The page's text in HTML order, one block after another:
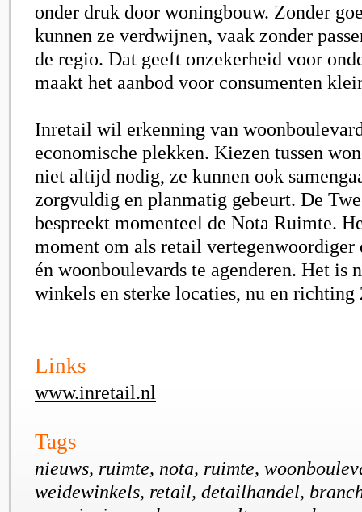
onder druk door woningbouw. Zonder
kunnen ze verdwijnen, vaak zonder
de regio. Dat geeft onzekerheid voor
maakt het aanbod voor consumenten
Inretail wil erkenning van
economische plekken. Kiezen tussen
niet altijd nodig, ze kunnen ook
zorgvuldig en planmatig gebeurt. De
bespreekt momenteel de Nota Ruimte.
moment om als retail vertegenwoordiger
én woonboulevards te agenderen. Het is
winkels en sterke locaties, nu en richting
Links
www.inretail.nl
Tags
nieuws, ruimte, nota, ruimte,
weidewinkels, retail, detailhandel,